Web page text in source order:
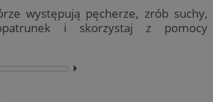
występują pęcherze, zrób suchy,
i skorzystaj z pomocy
⏵︎